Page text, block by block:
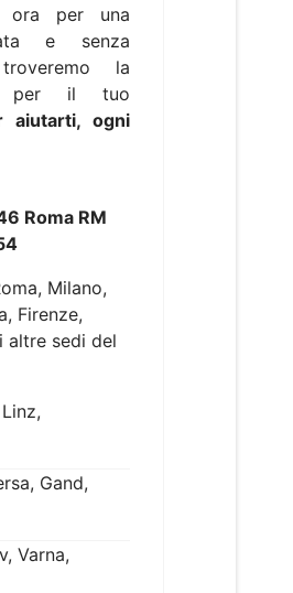
ora per una
e senza
la
per il tuo
aiutarti, ogni
Roma RM
Milano,
Firenze,
altre sedi del
Gand,
Varna,